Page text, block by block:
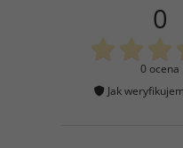
0
0 ocena
Jak